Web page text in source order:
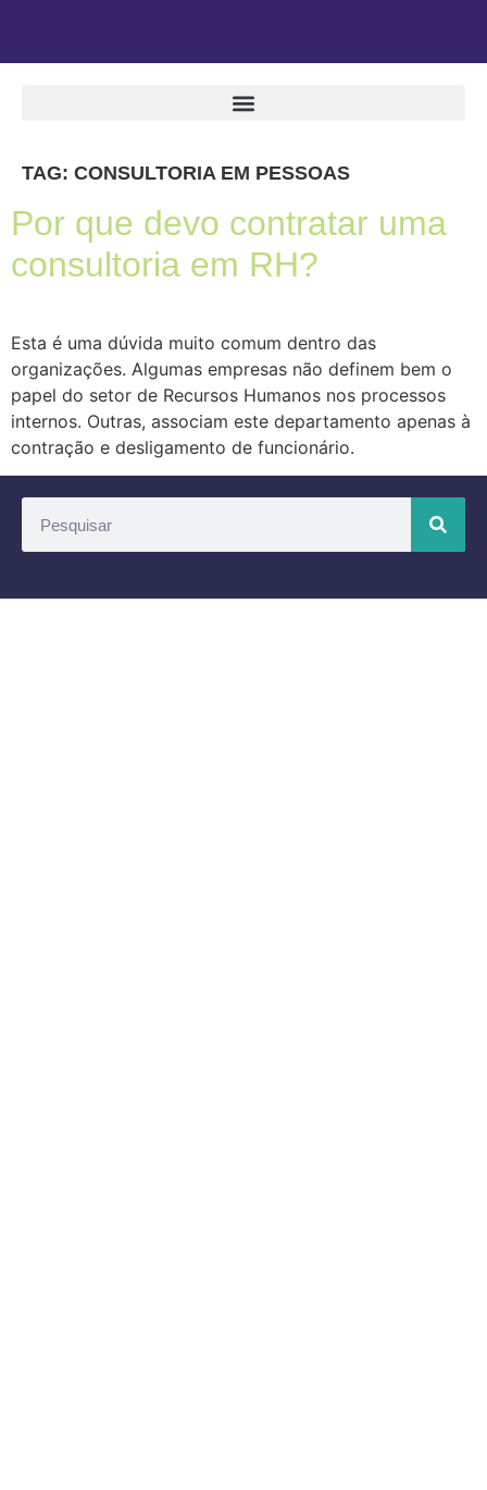
TAG: CONSULTORIA EM PESSOAS
Por que devo contratar uma
consultoria em RH?
Esta é uma dúvida muito comum dentro das
organizações. Algumas empresas não definem bem o
papel do setor de Recursos Humanos nos processos
internos. Outras, associam este departamento apenas à
contração e desligamento de funcionário.